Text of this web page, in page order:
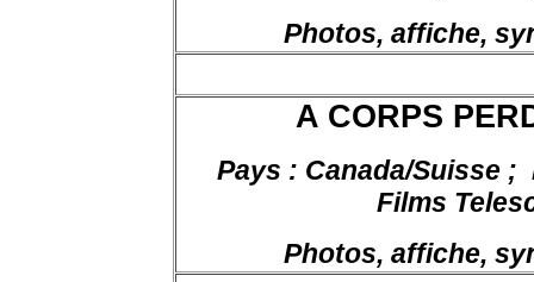
Photos, affiche,
A CORPS
Pays : Canada/Suisse ;
Films
Photos, affiche,